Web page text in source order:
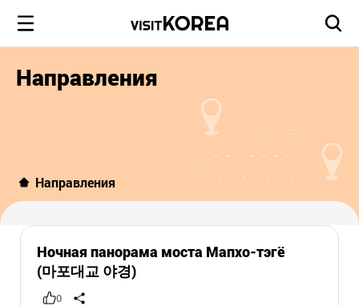
Направления
Направления
Ночная панорама моста Мапхо-тэгё
(마포대교 야경)
0